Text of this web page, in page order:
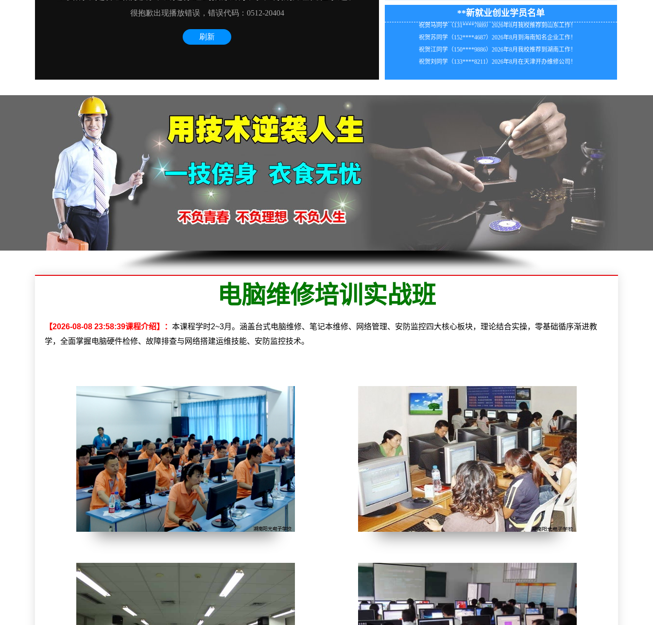
2026年8月_四川_胡同学（133****8832）报:【安防监控实战班】
2026年8月_湖南_刘同学（186****1440）报:【电机维修实战班】
【水电安装实战班】
2026年8月_四川_杨同学（137****8543）报:【中级焊工培训实战班】
2026年8月_安徽_张同学（185****8173）报:【电机维修实战班】
2026年8月_陕西_吴同学（131****1493）报:【安防监控实战班】
**新就业创业学员名单
祝贺马同学（131****7889）2026年8月我校推荐到山东工作！
祝贺苏同学（152****4687）2026年8月到海南知名企业工作！
祝贺江同学（150****9886）2026年8月我校推荐到湖南工作！
祝贺刘同学（133****8211）2026年8月在天津开办维修公司！
电脑维修培训实战班
【2026-08-08 23:58:39课程介绍】： 本课程学时2~3月。涵盖台式电脑维修、笔记本维修、网络管理、安防监控四大核心板块，理论结合实操，零基础循序渐进教
学，全面掌握电脑硬件检修、故障排查与网络搭建运维技能、安防监控技术。